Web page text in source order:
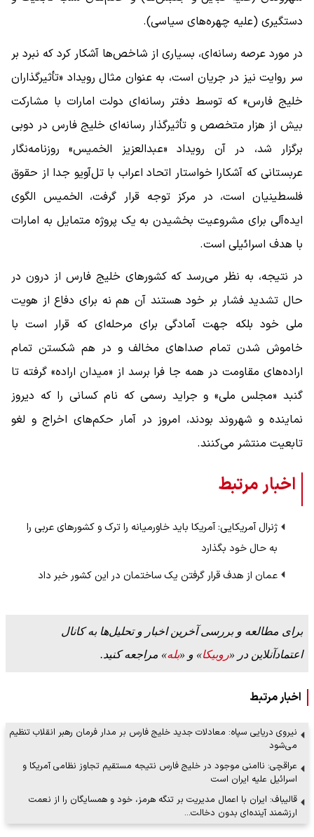
دستگیری (علیه چهره‌های سیاسی).
در مورد عرصه رسانه‌ای، بسیاری از شاخص‌ها آشکار کرد که نبرد بر
سر روایت نیز در جریان است، به عنوان مثال رویداد «تأثیرگذاران
خلیج فارس» که توسط دفتر رسانه‌ای دولت امارات با مشارکت
بیش از هزار متخصص و تأثیرگذار رسانه‌ای خلیج فارس در دوبی
برگزار شد، در آن رویداد «عبدالعزیز الخمیس» روزنامه‌نگار
عربستانی که آشکارا خواستار اتحاد اعراب با تل‌آویو جدا از حقوق
فلسطینیان است، در مرکز توجه قرار گرفت، الخمیس الگوی
ایده‌آلی برای مشروعیت بخشیدن به یک پروژه متمایل به امارات
با هدف اسرائیلی است.
در نتیجه، به نظر می‌رسد که کشورهای خلیج فارس از درون در
حال تشدید فشار بر خود هستند آن هم نه برای دفاع از هویت
ملی خود بلکه جهت آمادگی برای مرحله‌ای که قرار است با
خاموش شدن تمام صداهای مخالف و در هم شکستن تمام
اراده‌های مقاومت در همه جا فرا برسد از «میدان اراده» گرفته تا
گنبد «مجلس ملی» و جراید رسمی که نام کسانی را که دیروز
نماینده و شهروند بودند، امروز در آمار حکم‌های اخراج و لغو
تابعیت منتشر می‌کنند.
اخبار مرتبط
ژنرال آمریکایی: آمریکا باید خاورمیانه را ترک و کشورهای عربی را
به حال خود بگذارد
عمان از هدف قرار گرفتن یک ساختمان در این کشور خبر داد
برای مطالعه و بررسی آخرین اخبار و تحلیل‌ها به کانال
اعتمادآنلاین در «روبیکا» و «بله» مراجعه کنید.
اخبار مرتبط
نیروی دریایی سپاه: معادلات جدید خلیج فارس بر مدار فرمان رهبر انقلاب تنظیم
می‌شود
عراقچی: ناامنی موجود در خلیج فارس نتیجه مستقیم تجاوز نظامی آمریکا و
اسرائیل علیه ایران است
قالیباف: ایران با اعمال مدیریت بر تنگه هرمز، خود و همسایگان را از نعمت
ارزشمند آینده‌ای بدون دخالت…